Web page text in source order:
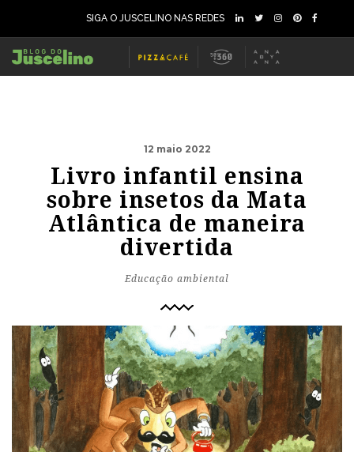
SIGA O JUSCELINO NAS REDES
12 maio 2022
Livro infantil ensina
sobre insetos da Mata
Atlântica de maneira
divertida
Educação ambiental